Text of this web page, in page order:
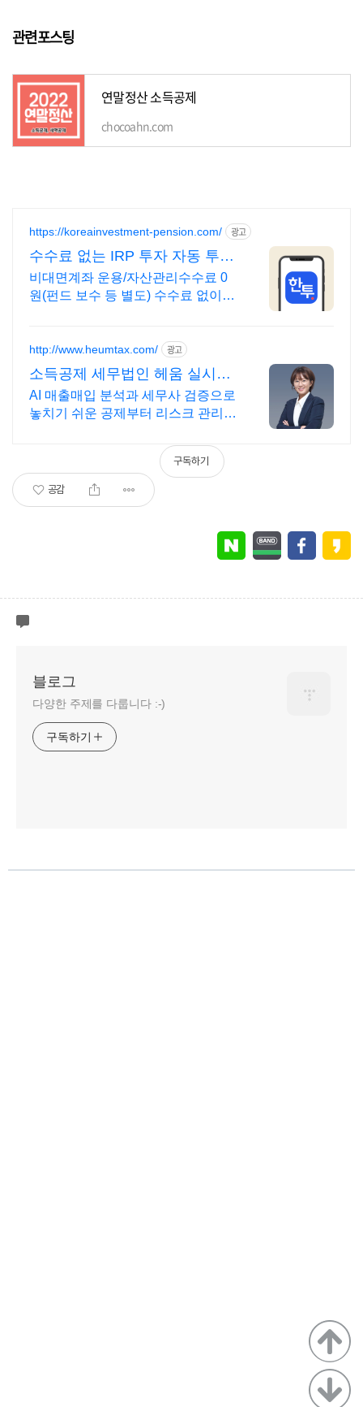
관련포스팅
연말정산 소득공제
chocoahn.com
https://koreainvestment-pension.com/ 광고
수수료 없는 IRP 투자 자동 투자
하는 적립식 ETF
비대면계좌 운용/자산관리수수료 0
원(펀드 보수 등 별도) 수수료 없이
http://www.heumtax.com/ 광고
소득공제 세무법인 헤움 실시간
카톡 상담 지원
AI 매출매입 분석과 세무사 검증으로
놓치기 쉬운 공제부터 리스크 관리까
현황을 한 눈에 확인하세요
공감
구독하기
블로그
다양한 주제를 다룹니다 :-)
구독하기